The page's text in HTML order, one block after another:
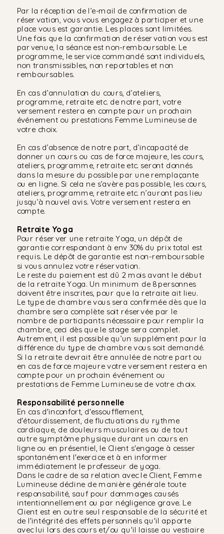
Par la réception de l’e-mail de confirmation de
réservation, vous vous engagez à participer et une
place vous est garantie. Les places sont limitées.
Une fois que la confirmation de réservation vous est
parvenue, la séance est non-remboursable. Le
programme, le service commandé sont individuels,
non transmissibles, non reportables et non
remboursables.
En cas d’annulation du cours, d’ateliers,
programme, retraite etc. de notre part, votre
versement restera en compte pour un prochain
événement ou prestations Femme Lumineuse de
votre choix.
En cas d’absence de notre part, d’incapacité de
donner un cours ou cas de force majeure, les cours,
ateliers, programme, retraite etc. seront donnés
dans la mesure du possible par une remplaçante
ou en ligne. Si cela ne s’avère pas possible, les cours,
ateliers, programme, retraite etc. n’auront pas lieu
jusqu’à nouvel avis. Votre versement restera en
compte.
Retraite Yoga
Pour réserver une retraite Yoga, un dépôt de
garantie correspondant à env 30% du prix total est
requis. Le dépôt de garantie est non-remboursable
si vous annulez votre réservation.
Le reste du paiement est dû 2 mois avant le début
de la retraite Yoga. Un minimum de 8 personnes
doivent être inscrites, pour que la retraite ait lieu.
Le type de chambre vous sera confirmée dès que la
chambre sera complète soit réservée par le
nombre de participants nécessaire pour remplir la
chambre, ceci dès que le stage sera complet.
Autrement, il est possible qu’un supplément pour la
différence du type de chambre vous soit demandé.
Si la retraite devrait être annulée de notre part ou
en cas de force majeure votre versement restera en
compte pour un prochain événement ou
prestations de Femme Lumineuse de votre choix.
Responsabilité personnelle
En cas dʼinconfort, dʼessoufflement,
dʼétourdissement, de fluctuations du rythme
cardiaque, de douleurs musculaires ou de tout
autre symptôme physique durant un cours en
ligne ou en présentiel, le Client sʼengage à cesser
spontanément lʼexercice et à en informer
immédiatement le professeur de yoga.
Dans le cadre de sa relation avec le Client, Femme
Lumineuse décline de manière générale toute
responsabilité, sauf pour dommages causés
intentionnellement ou par négligence grave. Le
Client est en outre seul responsable de la sécurité et
de lʼintégrité des effets personnels quʼil apporte
avec lui lors des cours et/ou quʼil laisse au vestiaire